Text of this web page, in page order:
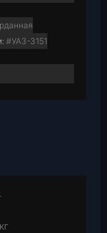
#УАЗ-3151